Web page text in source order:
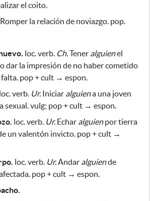
el coito.
Romper la relación de noviazgo. pop.
loc. verb. Ch.Tener alguienel
dar la impresión de no haber cometido
pop + cult → espon.
loc. verb. Ur. Iniciar alguiena una joven
sexual. vulg; pop + cult → espon.
loc. verb. Ur. Echar alguienpor tierra
un valentón invicto. pop + cult →
loc. verb. Ur.Andar alguiende
pop + cult → espon.